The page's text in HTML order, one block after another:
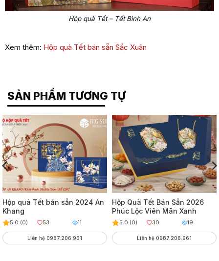
Hộp quà Tết – Tết Bình An
Xem thêm: Hộp quà Tết bán sẵn Sắc Xuân
SẢN PHẨM TƯƠNG TỰ
Hộp quà Tết bán sẵn 2024 An
Khang
5.0 (0) 53 11
Liên hệ 0987.206.961
Hộp Quà Tết Bán Sẵn 2026
Phúc Lộc Viên Mãn Xanh
5.0 (0) 30 19
Liên hệ 0987.206.961